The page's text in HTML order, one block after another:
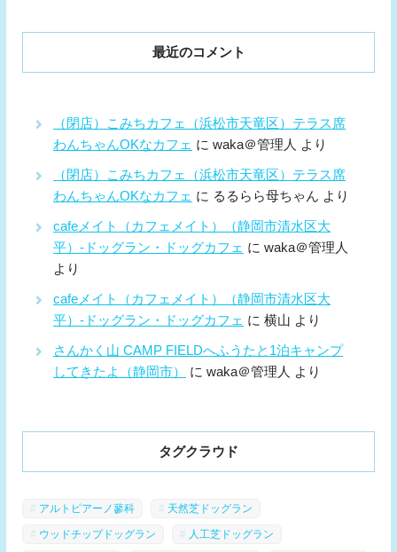
最近のコメント
（閉店）こみちカフェ（浜松市天竜区）テラス席
わんちゃんOKなカフェ に waka＠管理人 より
（閉店）こみちカフェ（浜松市天竜区）テラス席
わんちゃんOKなカフェ に るるらら母ちゃん より
cafeメイト（カフェメイト）（静岡市清水区大
平）-ドッグラン・ドッグカフェ に waka＠管理人
より
cafeメイト（カフェメイト）（静岡市清水区大
平）-ドッグラン・ドッグカフェ に 横山 より
さんかく山 CAMP FIELDへふうたと1泊キャンプ
してきたよ（静岡市）
に waka＠管理人 より
タグクラウド
アルトピアーノ蓼科 天然芝ドッグラン
ウッドチップドッグラン 人工芝ドッグラン